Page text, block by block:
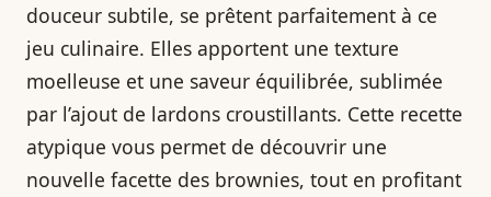
douceur subtile, se prêtent parfaitement à ce
jeu culinaire. Elles apportent une texture
moelleuse et une saveur équilibrée, sublimée
par l’ajout de lardons croustillants. Cette recette
atypique vous permet de découvrir une
nouvelle facette des brownies, tout en profitant